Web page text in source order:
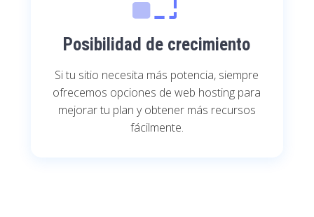
Posibilidad de crecimiento
Si tu sitio necesita más potencia, siempre
ofrecemos opciones de web hosting para
mejorar tu plan y obtener más recursos
fácilmente.